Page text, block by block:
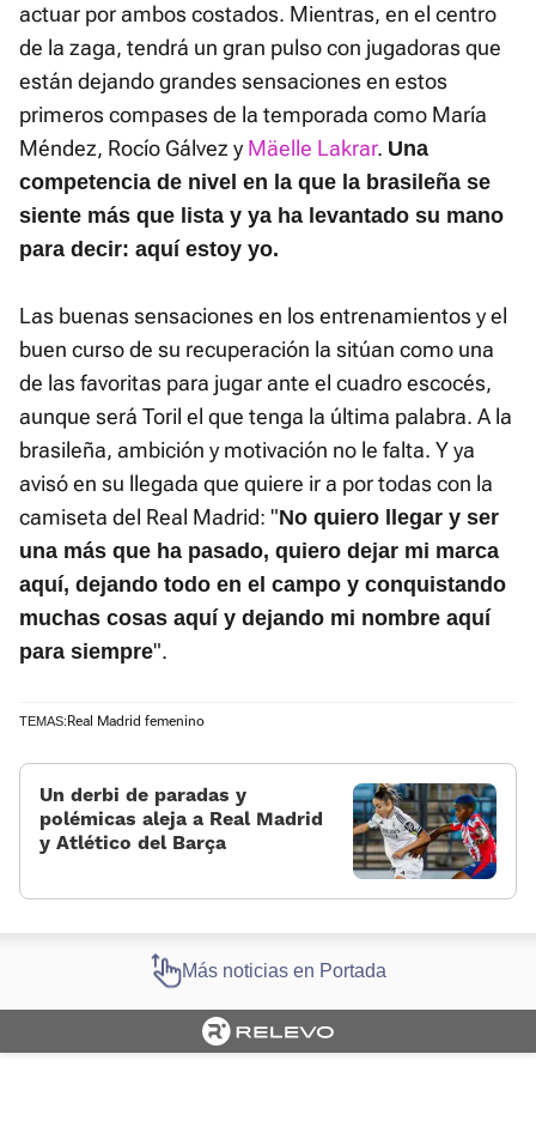
actuar por ambos costados. Mientras, en el centro
de la zaga, tendrá un gran pulso con jugadoras que
están dejando grandes sensaciones en estos
primeros compases de la temporada como María
Méndez, Rocío Gálvez y Mäelle Lakrar. Una
competencia de nivel en la que la brasileña se
siente más que lista y ya ha levantado su mano
para decir: aquí estoy yo.
Las buenas sensaciones en los entrenamientos y el
buen curso de su recuperación la sitúan como una
de las favoritas para jugar ante el cuadro escocés,
aunque será Toril el que tenga la última palabra. A la
brasileña, ambición y motivación no le falta. Y ya
avisó en su llegada que quiere ir a por todas con la
camiseta del Real Madrid: "No quiero llegar y ser
una más que ha pasado, quiero dejar mi marca
aquí, dejando todo en el campo y conquistando
muchas cosas aquí y dejando mi nombre aquí
para siempre".
TEMAS: Real Madrid femenino
Un derbi de paradas y
polémicas aleja a Real Madrid
y Atlético del Barça
Más noticias en Portada